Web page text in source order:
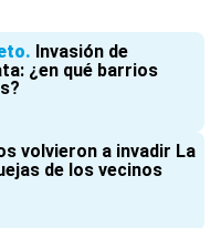
Invasión de
¿en qué barrios
volvieron a invadir La
de los vecinos